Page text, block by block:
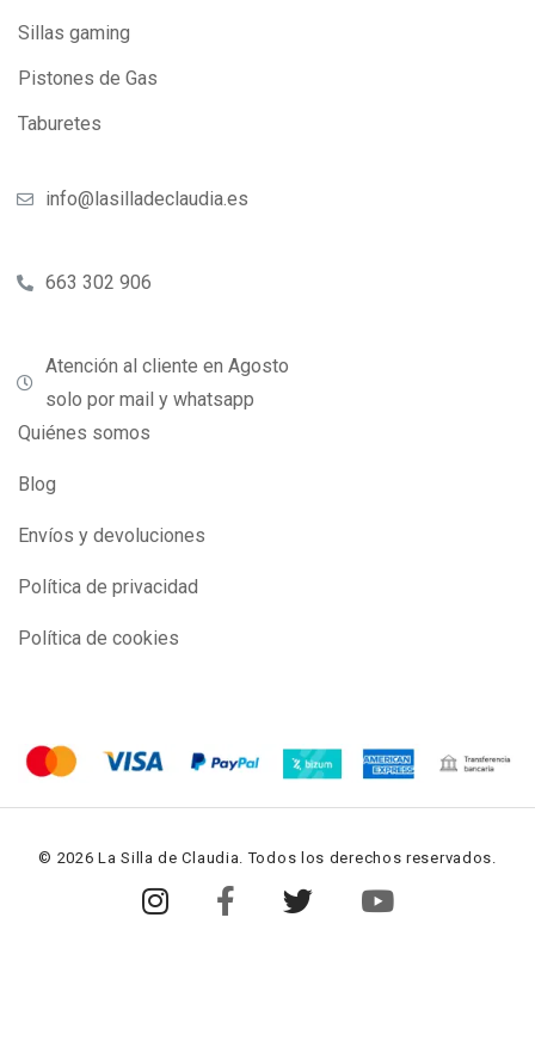
Sillas gaming
Pistones de Gas
Taburetes
info@lasilladeclaudia.es
663 302 906
Atención al cliente en Agosto
solo por mail y whatsapp
Quiénes somos
Blog
Envíos y devoluciones
Política de privacidad
Política de cookies
© 2026 La Silla de Claudia. Todos los derechos reservados.